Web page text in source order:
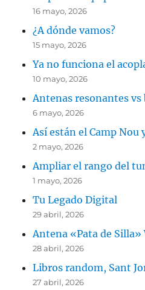
16 mayo, 2026
¿A dónde vamos?
15 mayo, 2026
Ya no funciona el
10 mayo, 2026
Antenas resonantes vs
6 mayo, 2026
Así están el Camp Nou
2 mayo, 2026
Ampliar el rango del
1 mayo, 2026
Tu Legado Digital
29 abril, 2026
Antena «Pata de Silla»
28 abril, 2026
Libros random, Sant
27 abril, 2026